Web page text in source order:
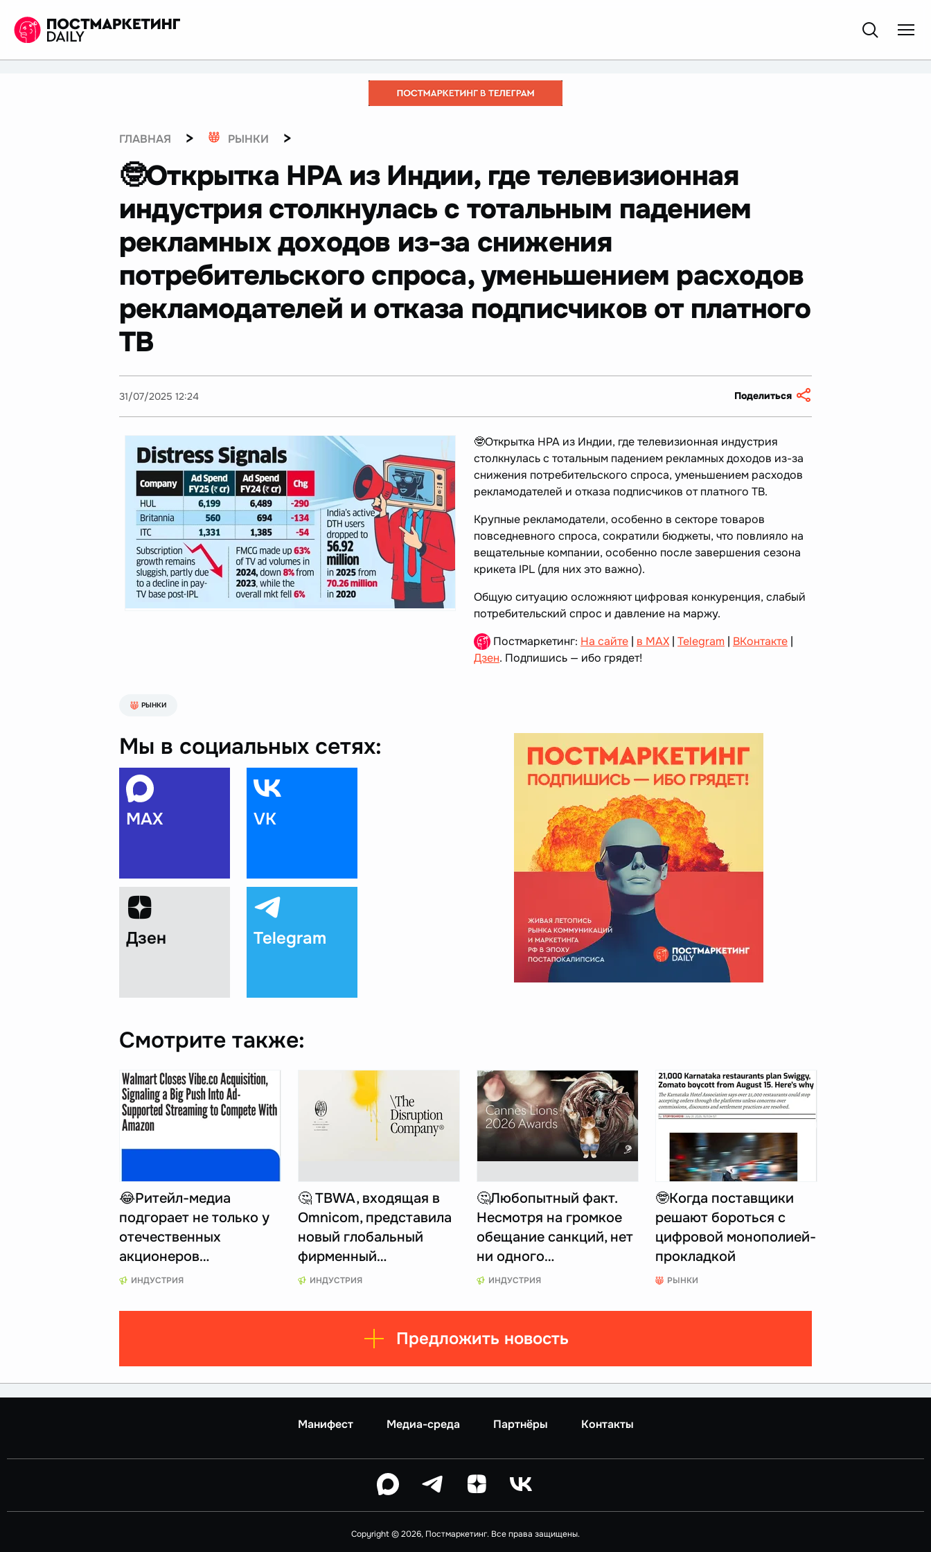
ГЛАВНАЯ > РЫНКИ >
🤓Открытка НРА из Индии, где телевизионная
индустрия столкнулась с тотальным падением
рекламных доходов из-за снижения
потребительского спроса, уменьшением расходов
рекламодателей и отказа подписчиков от платного
ТВ
31/07/2025 12:24 Поделиться
🤓Открытка НРА из Индии, где телевизионная индустрия
столкнулась с тотальным падением рекламных доходов из-за
снижения потребительского спроса, уменьшением расходов
рекламодателей и отказа подписчиков от платного ТВ.
Крупные рекламодатели, особенно в секторе товаров
повседневного спроса, сократили бюджеты, что повлияло на
вещательные компании, особенно после завершения сезона
крикета IPL (для них это важно).
Общую ситуацию осложняют цифровая конкуренция, слабый
потребительский спрос и давление на маржу.
Постмаркетинг: На сайте | в MAX | Telegram | ВКонтакте |
Дзен. Подпишись — ибо грядет!
РЫНКИ
Мы в социальных сетях:
MAX VK
Дзен Telegram
Смотрите также:
😂Ритейл-медиа
подгорает не только у
отечественных
акционеров…
ИНДУСТРИЯ
🤔 TBWA, входящая в
Omnicom, представила
новый глобальный
фирменный…
ИНДУСТРИЯ
🤔Любопытный факт.
Несмотря на громкое
обещание санкций, нет
ни одного…
ИНДУСТРИЯ
🤓Когда поставщики
решают бороться с
цифровой монополией-
прокладкой
РЫНКИ
Предложить новость
Манифест Медиа-среда Партнёры Контакты
Copyright © 2026, Постмаркетинг. Все права защищены.